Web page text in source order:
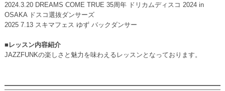
2024.3.20 DREAMS COME TRUE 35周年 ドリカムディスコ 2024 in
OSAKA ドスコ選抜ダンサーズ
2025 7.13 スキマフェス ゆず バックダンサー
■レッスン内容紹介
JAZZFUNKの楽しさと魅力を味わえるレッスンとなっております。